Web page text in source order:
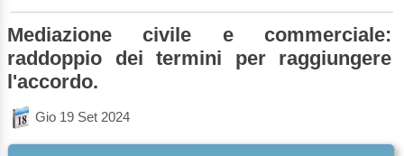
Mediazione civile e commerciale:
raddoppio dei termini per raggiungere
l'accordo.
Gio 19 Set 2024